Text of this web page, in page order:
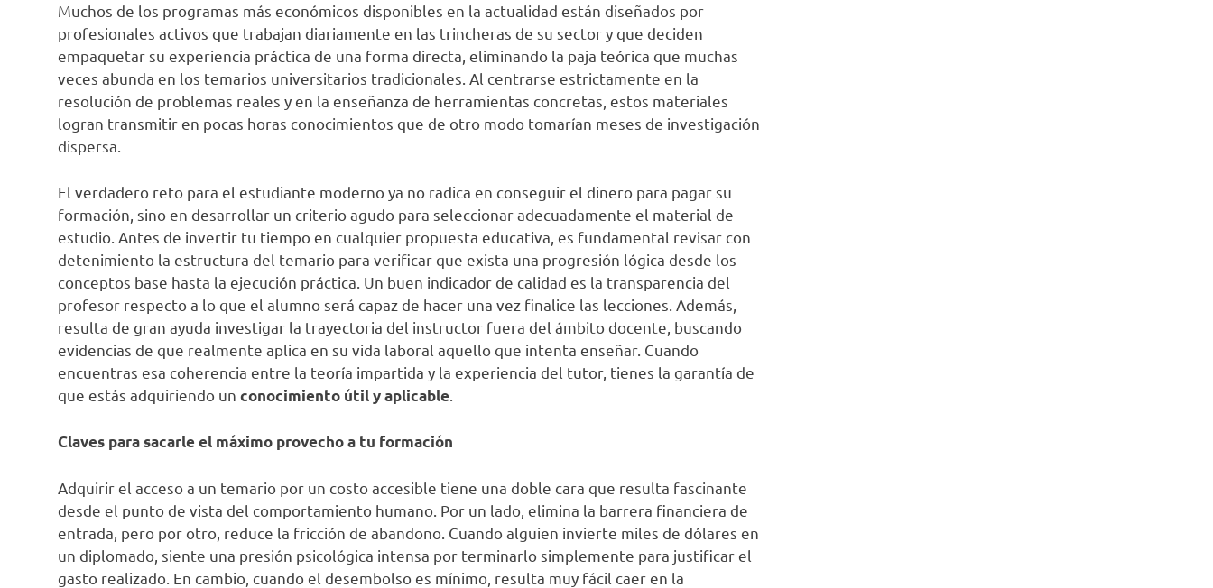
Muchos de los programas más económicos disponibles en la actualidad están diseñados por
profesionales activos que trabajan diariamente en las trincheras de su sector y que deciden
empaquetar su experiencia práctica de una forma directa, eliminando la paja teórica que muchas
veces abunda en los temarios universitarios tradicionales. Al centrarse estrictamente en la
resolución de problemas reales y en la enseñanza de herramientas concretas, estos materiales
logran transmitir en pocas horas conocimientos que de otro modo tomarían meses de investigación
dispersa.
El verdadero reto para el estudiante moderno ya no radica en conseguir el dinero para pagar su
formación, sino en desarrollar un criterio agudo para seleccionar adecuadamente el material de
estudio. Antes de invertir tu tiempo en cualquier propuesta educativa, es fundamental revisar con
detenimiento la estructura del temario para verificar que exista una progresión lógica desde los
conceptos base hasta la ejecución práctica. Un buen indicador de calidad es la transparencia del
profesor respecto a lo que el alumno será capaz de hacer una vez finalice las lecciones. Además,
resulta de gran ayuda investigar la trayectoria del instructor fuera del ámbito docente, buscando
evidencias de que realmente aplica en su vida laboral aquello que intenta enseñar. Cuando
encuentras esa coherencia entre la teoría impartida y la experiencia del tutor, tienes la garantía de
que estás adquiriendo un conocimiento útil y aplicable
Claves para sacarle el máximo provecho a tu formación
Adquirir el acceso a un temario por un costo accesible tiene una doble cara que resulta fascinante
desde el punto de vista del comportamiento humano. Por un lado, elimina la barrera financiera de
entrada, pero por otro, reduce la fricción de abandono. Cuando alguien invierte miles de dólares en
un diplomado, siente una presión psicológica intensa por terminarlo simplemente para justificar el
gasto realizado. En cambio, cuando el desembolso es mínimo, resulta muy fácil caer en la